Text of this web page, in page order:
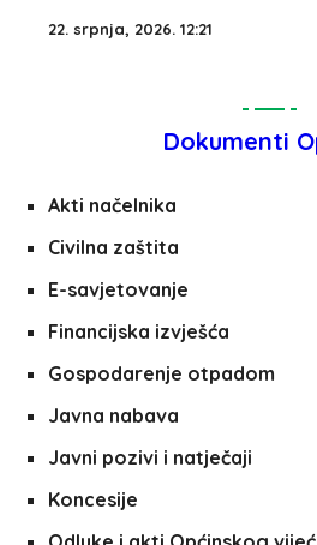
22. srpnja, 2026. 12:21
Dokumenti
Akti načelnika
Civilna zaštita
E-savjetovanje
Financijska izvješća
Gospodarenje otpadom
Javna nabava
Javni pozivi i natječaji
Koncesije